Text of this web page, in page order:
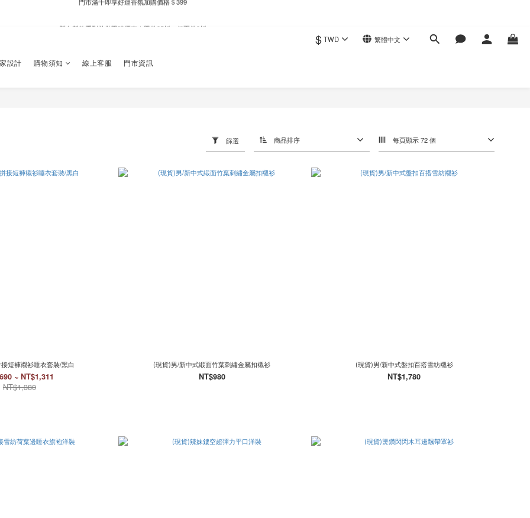
新自製款系列首批限時優惠｜單件95折，任兩件9折
$ TWD 繁體中文
設計 購物須知 線上客服 門市資訊
篩選 商品排序 每頁顯示 72 個
短褲襯衫睡衣套裝/黑白
~ NT$1,311
NT$1,380
(現貨)男/新中式緞面竹葉刺繡金屬扣襯衫
NT$980
(現貨)男/新中式盤扣百搭雪紡襯衫
NT$1,780